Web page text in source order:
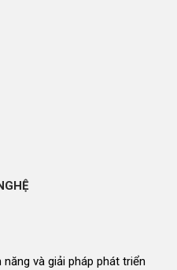
và giải pháp phát triển